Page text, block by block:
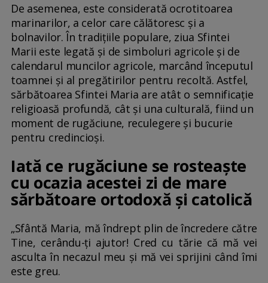
De asemenea, este considerată ocrotitoarea
marinarilor, a celor care călătoresc și a
bolnavilor. În tradițiile populare, ziua Sfintei
Marii este legată și de simboluri agricole și de
calendarul muncilor agricole, marcând începutul
toamnei și al pregătirilor pentru recoltă. Astfel,
sărbătoarea Sfintei Maria are atât o semnificație
religioasă profundă, cât și una culturală, fiind un
moment de rugăciune, reculegere și bucurie
pentru credincioși.
Iată ce rugăciune se rosteaște
cu ocazia acestei zi de mare
sărbătoare ortodoxă și catolică
„Sfântă Maria, mă îndrept plin de încredere către
Tine, cerându-ți ajutor! Cred cu tărie că mă vei
asculta în necazul meu și mă vei sprijini când îmi
este greu.